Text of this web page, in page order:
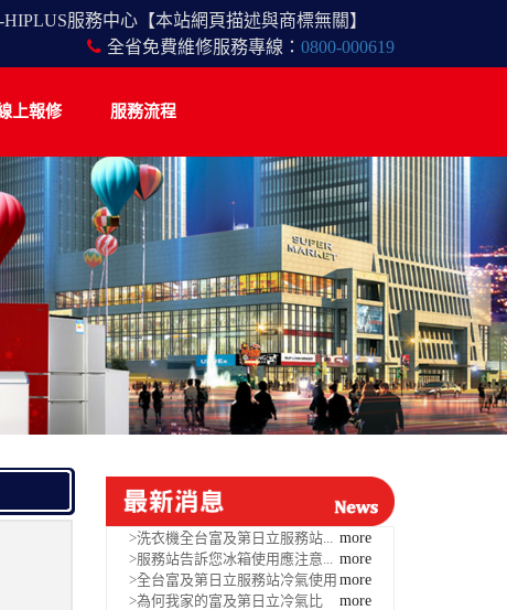
HIPLUS服務中心【本站網頁描述與商標無關】
全省免費維修服務專線： 0800-000619
上報修 服務流程
>洗衣機全台富及第日立服務站...
more
>服務站告訴您冰箱使用應注意...
more
>全台富及第日立服務站冷氣使用 more
>為何我家的富及第日立冷氣比
more